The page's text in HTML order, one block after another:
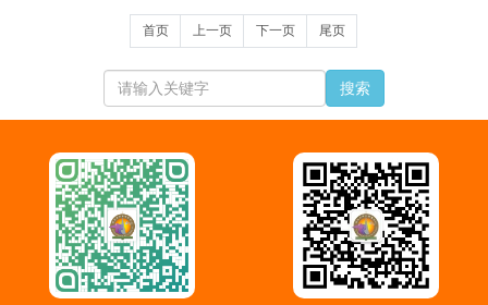
首页 上一页 下一页 尾页
搜索